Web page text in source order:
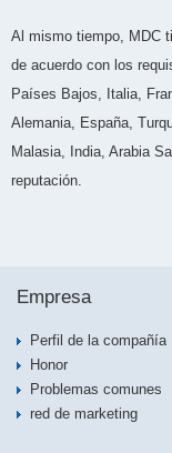
Al mismo tiempo, MDC
de acuerdo con los
Países Bajos, Italia,
Alemania, España,
Malasia, India, Arabia
reputación.
Empresa
Perfil de la compañía
Honor
Problemas comunes
red de marketing